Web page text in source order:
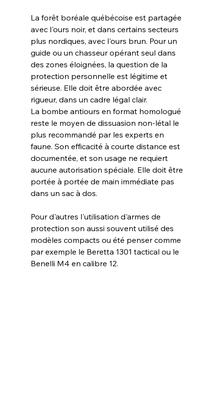
La forêt boréale québécoise est partagée
avec l'ours noir, et dans certains secteurs
plus nordiques, avec l'ours brun. Pour un
guide ou un chasseur opérant seul dans
des zones éloignées, la question de la
protection personnelle est légitime et
sérieuse. Elle doit être abordée avec
rigueur, dans un cadre légal clair.
La bombe antiours en format homologué
reste le moyen de dissuasion non-létal le
plus recommandé par les experts en
faune. Son efficacité à courte distance est
documentée, et son usage ne requiert
aucune autorisation spéciale. Elle doit être
portée à portée de main immédiate pas
dans un sac à dos.
Pour d'autres l'utilisation d'armes de
protection son aussi souvent utilisé des
modèles compacts ou été penser comme
par exemple le Beretta 1301 tactical ou le
Benelli M4 en calibre 12.